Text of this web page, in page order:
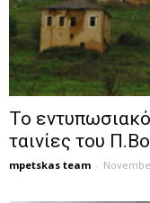
Το
ταινίες του
mpetskas team -